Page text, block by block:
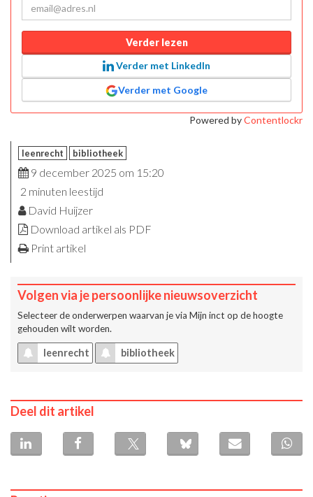
Verder lezen
Verder met LinkedIn
Verder met Google
Powered byContentlockr
leenrecht bibliotheek
9 december 2025 om 15:20
2 minuten leestijd
David Huijzer
Download artikel als PDF
Print artikel
Volgen via je persoonlijke nieuwsoverzicht
Selecteer de onderwerpen waarvan je via Mijn inct op de hoogte
gehouden wilt worden.
leenrecht bibliotheek
Deel dit artikel